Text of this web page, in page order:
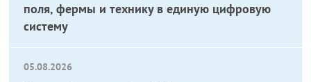
поля, фермы и технику в единую цифровую
систему
05.08.2026